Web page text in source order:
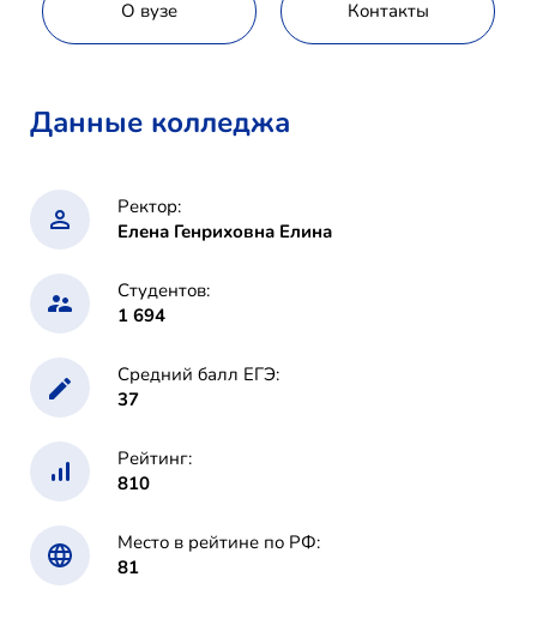
О вузе Контакты
Данные колледжа
Ректор:
Елена Генриховна Елина
Студентов:
1 694
Средний балл ЕГЭ:
37
Рейтинг:
810
Место в рейтине по РФ:
81